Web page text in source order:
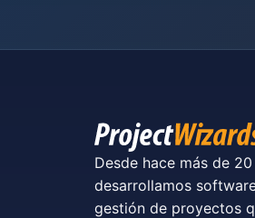
Desde hace más de
desarrollamos
gestión de proyectos